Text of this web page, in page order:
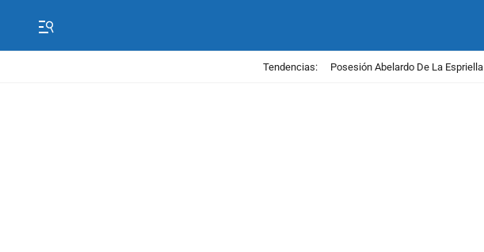
Tendencias: Posesión Abelardo De La Espriella